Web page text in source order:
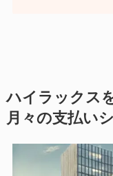
ハイラックス
月々の支払い